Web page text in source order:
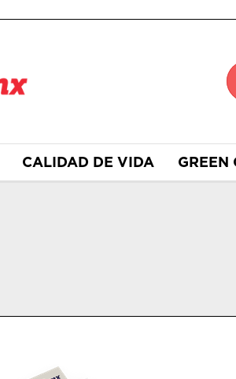
CALIDAD DE VIDA GREEN